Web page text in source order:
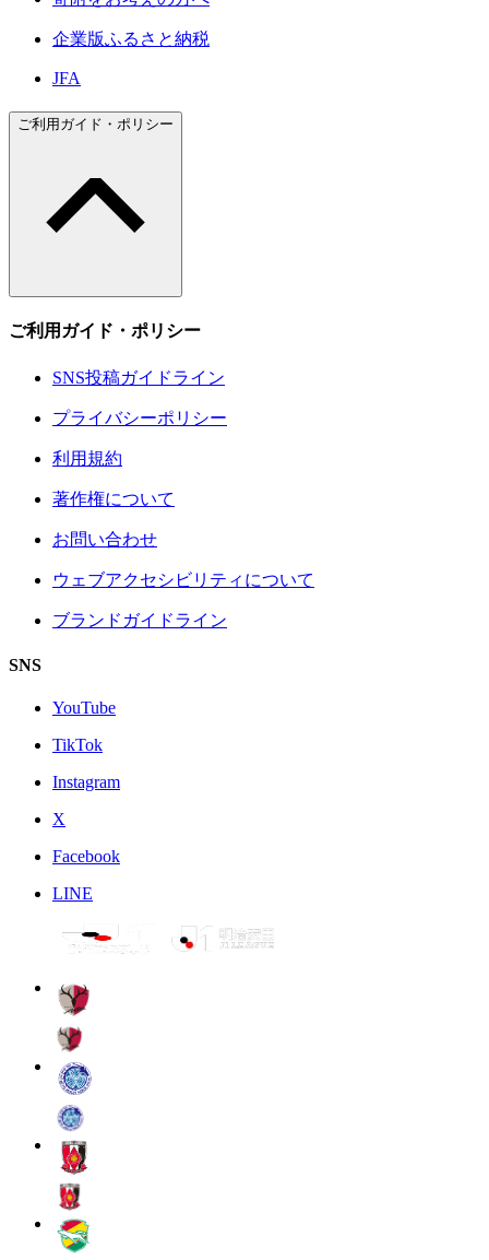
企業版ふるさと納税
JFA
ご利用ガイド・ポリシー
ご利用ガイド・ポリシー
SNS投稿ガイドライン
プライバシーポリシー
利用規約
著作権について
お問い合わせ
ウェブアクセシビリティについて
ブランドガイドライン
SNS
YouTube
TikTok
Instagram
X
Facebook
LINE